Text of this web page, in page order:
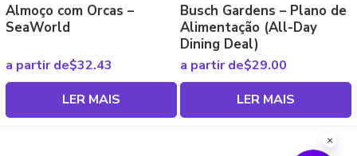
Almoço com Orcas –
SeaWorld
a partir de$32.43
LER MAIS
Busch Gardens – Plano de
Alimentação (All-Day
Dining Deal)
a partir de$29.00
LER MAIS